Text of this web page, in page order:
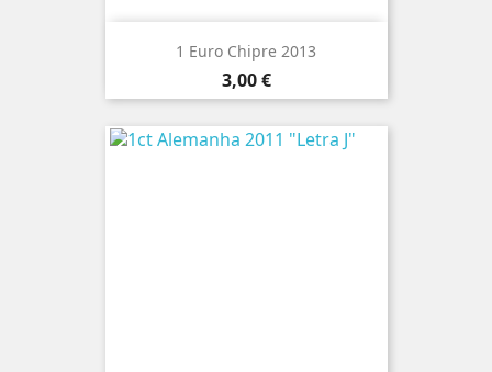
1 Euro Chipre 2013
Preço
3,00 €